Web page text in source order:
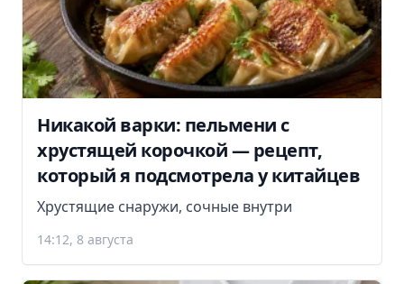
Никакой варки: пельмени с
хрустящей корочкой — рецепт,
который я подсмотрела у китайцев
Хрустящие снаружи, сочные внутри
14:12, 8 августа